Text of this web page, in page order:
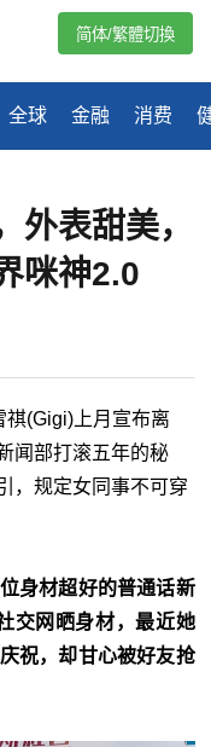
全球 金融 消费
简体/繁體切換
外表甜美，
咪神2.0
祺(Gigi)上月宣布离
闻部打滚五年的秘
，规定女同事不可穿
身材超好的普通话新
交网晒身材，最近她
祝，却甘心被好友抢